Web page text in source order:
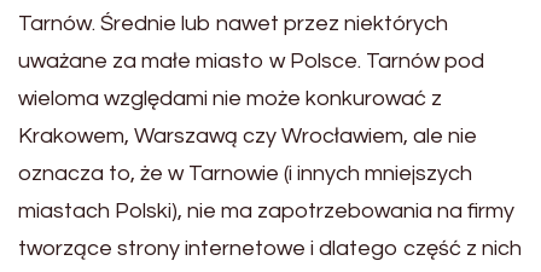
Tarnów. Średnie lub nawet przez niektórych
uważane za małe miasto w Polsce. Tarnów pod
wieloma względami nie może konkurować z
Krakowem, Warszawą czy Wrocławiem, ale nie
oznacza to, że w Tarnowie (i innych mniejszych
miastach Polski), nie ma zapotrzebowania na firmy
tworzące strony internetowe i dlatego część z nich